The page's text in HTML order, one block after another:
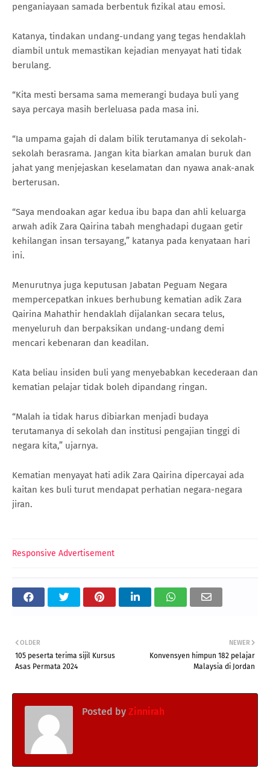
penganiayaan samada berbentuk fizikal atau emosi.
Katanya, tindakan undang-undang yang tegas hendaklah
diambil untuk memastikan kejadian menyayat hati tidak
berulang.
“Kita mesti bersama sama memerangi budaya buli yang
saya percaya masih berleluasa pada masa ini.
“Ia umpama gajah di dalam bilik terutamanya di sekolah-
sekolah berasrama. Jangan kita biarkan amalan buruk dan
jahat yang menjejaskan keselamatan dan nyawa anak-anak
berterusan.
“Saya mendoakan agar kedua ibu bapa dan ahli keluarga
arwah adik Zara Qairina tabah menghadapi dugaan getir
kehilangan insan tersayang,” katanya pada kenyataan hari
ini.
Menurutnya juga keputusan Jabatan Peguam Negara
mempercepatkan inkues berhubung kematian adik Zara
Qairina Mahathir hendaklah dijalankan secara telus,
menyeluruh dan berpaksikan undang-undang demi
mencari kebenaran dan keadilan.
Kata beliau insiden buli yang menyebabkan kecederaan dan
kematian pelajar tidak boleh dipandang ringan.
“Malah ia tidak harus dibiarkan menjadi budaya
terutamanya di sekolah dan institusi pengajian tinggi di
negara kita,” ujarnya.
Kematian menyayat hati adik Zara Qairina dipercayai ada
kaitan kes buli turut mendapat perhatian negara-negara
jiran.
Responsive Advertisement
NEWER
Konvensyen himpun 182 pelajar
Malaysia di Jordan
OLDER
105 peserta terima sijil Kursus
Asas Permata 2024
Posted by Zinnirah